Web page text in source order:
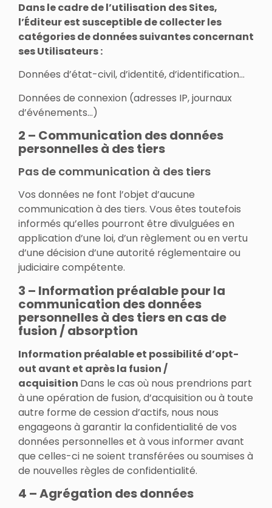
Dans le cadre de l’utilisation des Sites,
l’Éditeur est susceptible de collecter les
catégories de données suivantes concernant
ses Utilisateurs :
Données d’état-civil, d’identité, d’identification…
Données de connexion (adresses IP, journaux
d’événements…)
2 – Communication des données
personnelles à des tiers
Pas de communication à des tiers
Vos données ne font l’objet d’aucune
communication à des tiers. Vous êtes toutefois
informés qu’elles pourront être divulguées en
application d’une loi, d’un règlement ou en vertu
d’une décision d’une autorité réglementaire ou
judiciaire compétente.
3 – Information préalable pour la
communication des données
personnelles à des tiers en cas de
fusion / absorption
Information préalable et possibilité d’opt-
out avant et après la fusion /
acquisition Dans le cas où nous prendrions part
à une opération de fusion, d’acquisition ou à toute
autre forme de cession d’actifs, nous nous
engageons à garantir la confidentialité de vos
données personnelles et à vous informer avant
que celles-ci ne soient transférées ou soumises à
de nouvelles règles de confidentialité.
4 – Agrégation des données